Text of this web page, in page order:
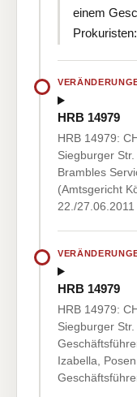
einem
HRB 14979
HRB 14979:
Siegburger
Brambles
(Amtsgericht
22./
HRB 14979
HRB 14979:
Siegburger
Izabella,